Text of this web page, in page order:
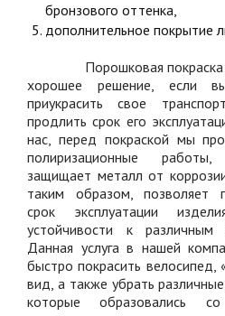
бронзового оттенка,
дополнительное покрытие
Порошковая покраска
хорошее решение, если
приукрасить свое
продлить срок его
нас, перед покраской мы
полиризационные
защищает металл от
таким образом, позволяет
срок эксплуатации
устойчивости к различным
Данная услуга в нашей
быстро покрасить велосипед,
вид, а также убрать
которые образовались